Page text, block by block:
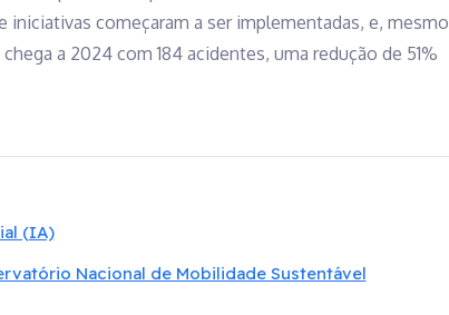
começaram a ser implementadas, e, mesmo
a 2024 com 184 acidentes, uma redução de 51%
(IA)
Nacional de Mobilidade Sustentável